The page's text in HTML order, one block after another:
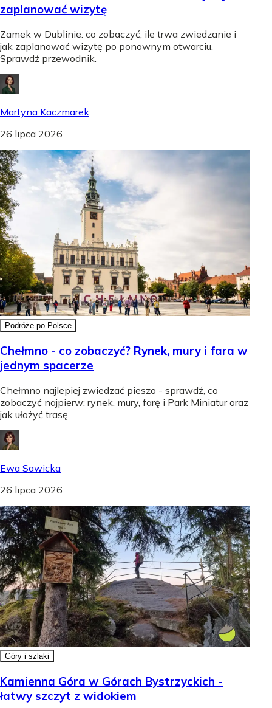
zaplanować wizytę
Zamek w Dublinie: co zobaczyć, ile trwa zwiedzanie i
jak zaplanować wizytę po ponownym otwarciu.
Sprawdź przewodnik.
Martyna Kaczmarek
26 lipca 2026
Podróże po Polsce
Chełmno - co zobaczyć? Rynek, mury i fara w
jednym spacerze
Chełmno najlepiej zwiedzać pieszo - sprawdź, co
zobaczyć najpierw: rynek, mury, farę i Park Miniatur oraz
jak ułożyć trasę.
Ewa Sawicka
26 lipca 2026
Góry i szlaki
Kamienna Góra w Górach Bystrzyckich -
łatwy szczyt z widokiem